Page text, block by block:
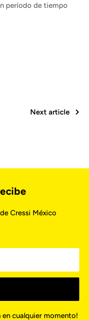
período de tiempo
Next article
Cressi México
en cualquier momento!